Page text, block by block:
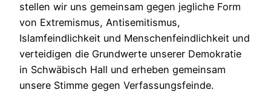
stellen wir uns gemeinsam gegen jegliche Form
von Extremismus, Antisemitismus,
Islamfeindlichkeit und Menschenfeindlichkeit und
verteidigen die Grundwerte unserer Demokratie
in Schwäbisch Hall und erheben gemeinsam
unsere Stimme gegen Verfassungsfeinde.